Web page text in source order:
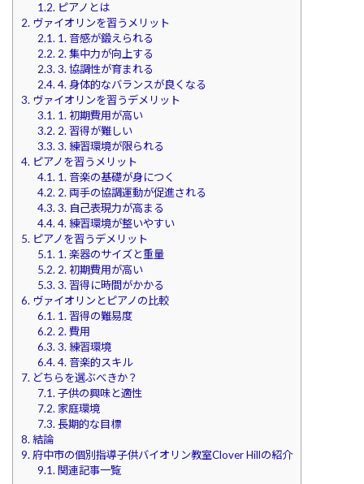
1.2.ピアノとは
2. ヴァイオリンを習うメリット
2.1.1. 音感が鍛えられる
2.2.2. 集中力が向上する
2.3.3. 協調性が育まれる
2.4.4. 身体的なバランスが良くなる
3. ヴァイオリンを習うデメリット
3.1.1. 初期費用が高い
3.2.2. 習得が難しい
3.3.3. 練習環境が限られる
4. ピアノを習うメリット
4.1.1. 音楽の基礎が身につく
4.2.2. 両手の協調運動が促進される
4.3.3. 自己表現力が高まる
4.4.4. 練習環境が整いやすい
5. ピアノを習うデメリット
5.1.1. 楽器のサイズと重量
5.2.2. 初期費用が高い
5.3.3. 習得に時間がかかる
6. ヴァイオリンとピアノの比較
6.1.1. 習得の難易度
6.2.2. 費用
6.3.3. 練習環境
6.4.4. 音楽的スキル
7. どちらを選ぶべきか？
7.1.子供の興味と適性
7.2.家庭環境
7.3.長期的な目標
8.結論
9.府中市の個別指導子供バイオリン教室Clover Hillの紹介
9.1.関連記事一覧